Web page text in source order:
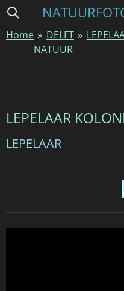
Ga
naar
Home » DELFT
NATUUR
»
LEPELAAR
LEPELAAR